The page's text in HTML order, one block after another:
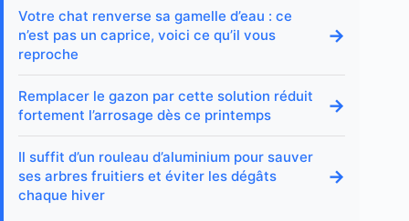
Votre chat renverse sa gamelle d’eau : ce
n’est pas un caprice, voici ce qu’il vous
reproche
→
Remplacer le gazon par cette solution réduit
fortement l’arrosage dès ce printemps
→
Il suffit d’un rouleau d’aluminium pour sauver
ses arbres fruitiers et éviter les dégâts
chaque hiver
→